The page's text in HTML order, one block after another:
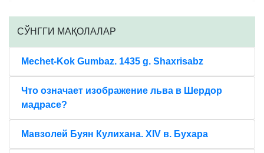
CЎНГГИ МАҚОЛАЛАР
Mechet-Kok Gumbaz. 1435 g. Shaxrisabz
Что означает изображение льва в Шердор
мадрасе?
Мавзолей Буян Кулихана. XIV в. Бухара